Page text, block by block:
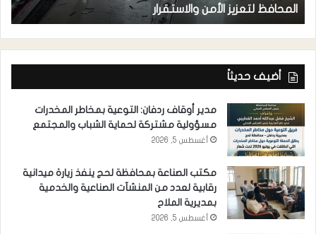
المحافظ لتعزيز الأمن والاستقرار
أضيف حديثاً
مدير أوقاف ردفان: التوعية بمخاطر المخدرات
مسؤولية مشتركة لحماية الشباب والمجتمع
أغسطس 5, 2026
مكتب الصناعة بمحافظة لحج ينفذ زيارة ميدانية
رقابية لعدد من المنشآت الصناعية والخدمية
بمديرية الملاح
أغسطس 5, 2026